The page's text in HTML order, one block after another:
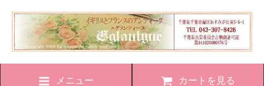
メニュー カートを見る